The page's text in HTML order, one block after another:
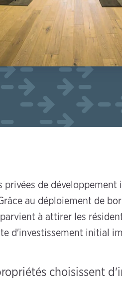
de
au déploiement de
à attirer les
d'investissement initial
choisissent